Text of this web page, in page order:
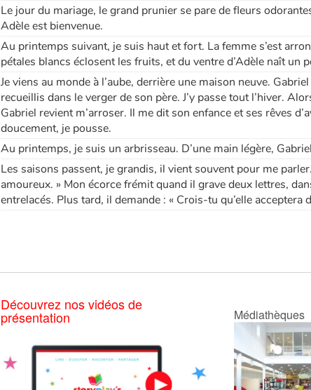
Le jour du mariage, le grand prunier se pare de fleurs
Adèle est bienvenue.
Au printemps suivant, je suis haut et fort. La femme s’est
pétales blancs éclosent les fruits, et du ventre d’Adèle naît un
Je viens au monde à l’aube, derrière une maison neuve.
recueillis dans le verger de son père. J’y passe tout l’hiver.
Gabriel revient m’arroser. Il me dit son enfance et ses rêves
doucement, je pousse.
Au printemps, je suis un arbrisseau. D’une main légère,
Les saisons passent, je grandis, il vient souvent pour me
amoureux. » Mon écorce frémit quand il grave deux lettres,
entrelacés. Plus tard, il demande : « Crois-tu qu’elle acceptera
Découvrez nos vidéos de
présentation Médiathèques